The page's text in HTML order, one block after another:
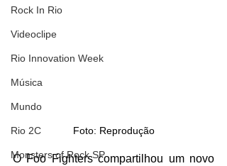
Rock In Rio
Videoclipe
Rio Innovation Week
Música
Mundo
Rio 2C
Monsters of Rock SP
Foto: Reprodução
O Foo Fighters compartilhou um novo